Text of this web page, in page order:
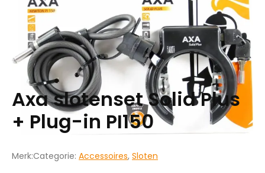
Axa slotenset Solid Plus
+ Plug-in PI150
Merk:Categorie: Accessoires, Sloten